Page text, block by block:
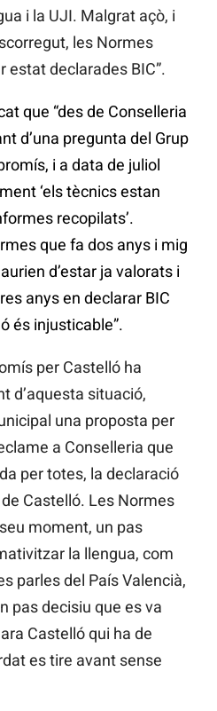
i la UJI. Malgrat açò, i
les Normes
estat declarades BIC”.
que “des de Conselleria
d’una pregunta del Grup
i a data de juliol
‘els tècnics estan
recopilats’.
que fa dos anys i mig
d’estar ja valorats i
anys en declarar BIC
és injusticable”.
per Castelló ha
d’aquesta situació,
una proposta per
a Conselleria que
per totes, la declaració
Castelló. Les Normes
moment, un pas
la llengua, com
parles del País Valencià,
pas decisiu que es va
Castelló qui ha de
es tire avant sense